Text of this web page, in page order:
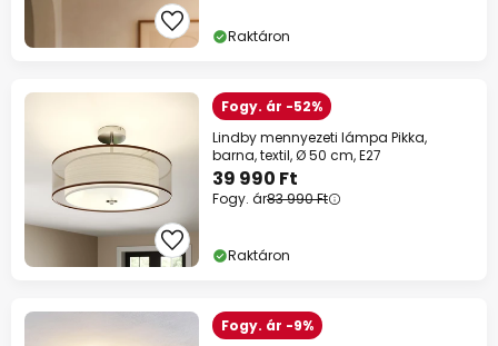
Raktáron
Fogy. ár -52%
Lindby mennyezeti lámpa Pikka,
barna, textil, Ø 50 cm, E27
39 990 Ft
Fogy. ár83 990 Ft
Raktáron
Fogy. ár -9%